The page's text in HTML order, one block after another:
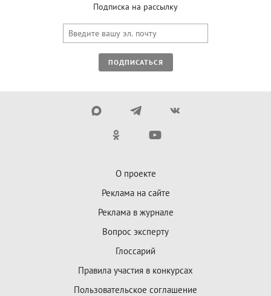
Подписка на рассылку
ПОДПИСАТЬСЯ
О проекте
Реклама на сайте
Реклама в журнале
Вопрос эксперту
Глоссарий
Правила участия в конкурсах
Пользовательское соглашение